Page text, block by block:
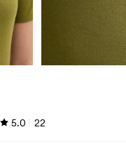
5.0 22